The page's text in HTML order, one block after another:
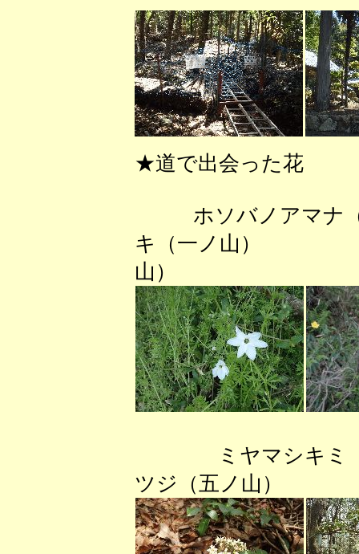
★道で出会った花
ホソバノアマ
キ（一ノ山） コ
山）
ミヤマシキミ
ツジ（五ノ山）